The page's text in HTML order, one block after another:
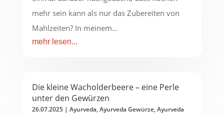
mehr sein kann als nur das Zubereiten von
Mahlzeiten? In meinem...
mehr lesen...
Die kleine Wacholderbeere – eine Perle
unter den Gewürzen
26.07.2025| Ayurveda,Ayurveda Gewürze,Ayurveda